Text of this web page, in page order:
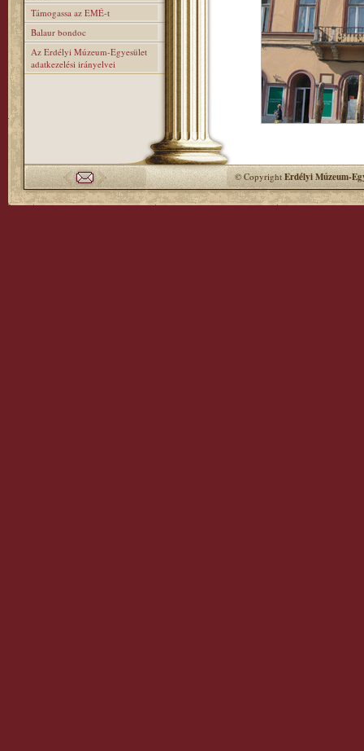
Támogassa az EMÉ-t
Balaur bondoc
Az Erdélyi Múzeum-Egyesület
adatkezelési irányelvei
© CopyrightErdélyi Múzeum-